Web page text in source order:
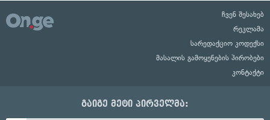
ჩვენ შესახებ
რეკლამა
სარედაქციო კოდექსი
მასალის გამოყენების პირობები
კონტაქტი
გაიგე მეტი პირველმა: